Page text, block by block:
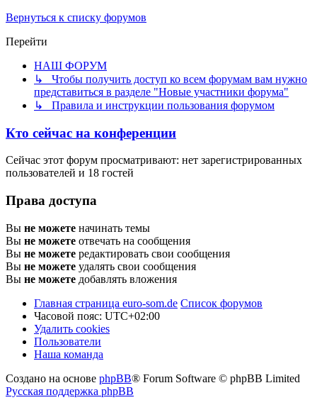
Вернуться к списку форумов
Перейти
НАШ ФОРУМ
↳ Чтобы получить доступ ко всем форумам вам нужно
представиться в разделе "Новые участники форума"
↳ Правила и инструкции пользования форумом
Кто сейчас на конференции
Сейчас этот форум просматривают: нет зарегистрированных
пользователей и 18 гостей
Права доступа
Вы не можете начинать темы
Вы не можете отвечать на сообщения
Вы не можете редактировать свои сообщения
Вы не можете удалять свои сообщения
Вы не можете добавлять вложения
Главная страница euro-som.de Список форумов
Часовой пояс: UTC+02:00
Удалить cookies
Пользователи
Наша команда
Создано на основе phpBB® Forum Software © phpBB Limited
Русская поддержка phpBB